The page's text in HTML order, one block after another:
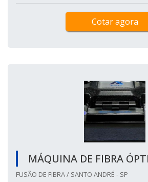
Cotar agora
MÁQUINA DE FIBRA
FUSÃO DE FIBRA / SANTO ANDRÉ - SP